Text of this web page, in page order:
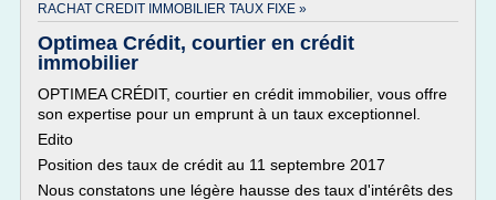
RACHAT CREDIT IMMOBILIER TAUX FIXE »
Optimea Crédit, courtier en crédit
immobilier
OPTIMEA CRÉDIT, courtier en crédit immobilier, vous offre
son expertise pour un emprunt à un taux exceptionnel.
Edito
Position des taux de crédit au 11 septembre 2017
Nous constatons une légère hausse des taux d'intérêts des